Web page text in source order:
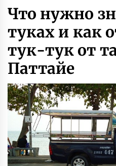
Что нужно
туках и как
тук-тук от
Паттайе